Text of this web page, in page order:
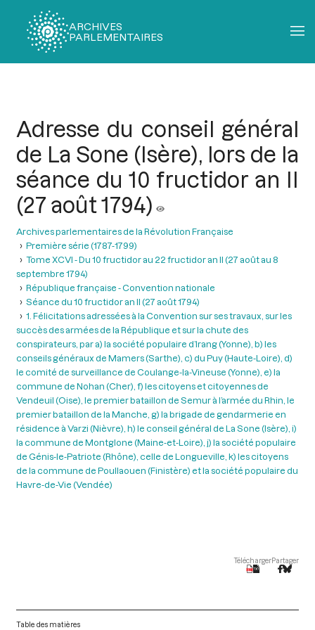
ARCHIVES
PARLEMENTAIRES
Adresse du conseil général
de La Sone (Isère), lors de la
séance du 10 fructidor an II
(27 août 1794)
Archives parlementaires de la Révolution Française
Première série (1787-1799)
Tome XCVI - Du 10 fructidor au 22 fructidor an II (27 août au 8
septembre 1794)
République française - Convention nationale
Séance du 10 fructidor an II (27 août 1794)
1. Félicitations adressées à la Convention sur ses travaux, sur les
succès des armées de la République et sur la chute des
conspirateurs, par a) la société populaire d’Irang (Yonne), b) les
conseils généraux de Mamers (Sarthe), c) du Puy (Haute-Loire), d)
le comité de surveillance de Coulange-la-Vineuse (Yonne), e) la
commune de Nohan (Cher), f) les citoyens et citoyennes de
Vendeuil (Oise), le premier bataillon de Semur à l’armée du Rhin, le
premier bataillon de la Manche, g) la brigade de gendarmerie en
résidence à Varzi (Nièvre), h) le conseil général de La Sone (Isère), i)
la commune de Montglone (Maine-et-Loire), j) la société populaire
de Génis-le-Patriote (Rhône), celle de Longueville, k) les citoyens
de la commune de Poullaouen (Finistère) et la société populaire du
Havre-de-Vie (Vendée)
TéléchargerPartager
Table des matières